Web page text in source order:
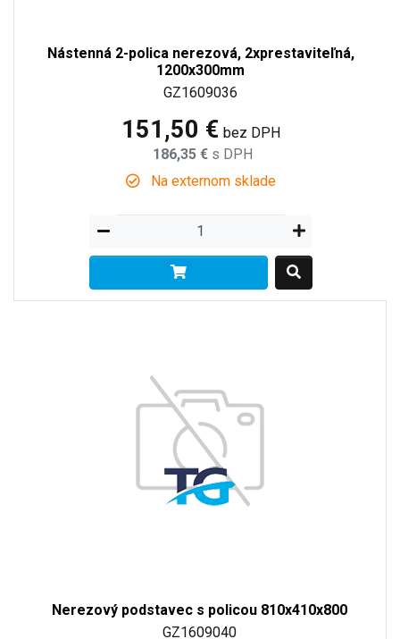
Nástenná 2-polica nerezová, 2xprestaviteľná,
1200x300mm
GZ1609036
151,50 € bez DPH
186,35 € s DPH
Na externom sklade
Nerezový podstavec s policou 810x410x800
GZ1609040